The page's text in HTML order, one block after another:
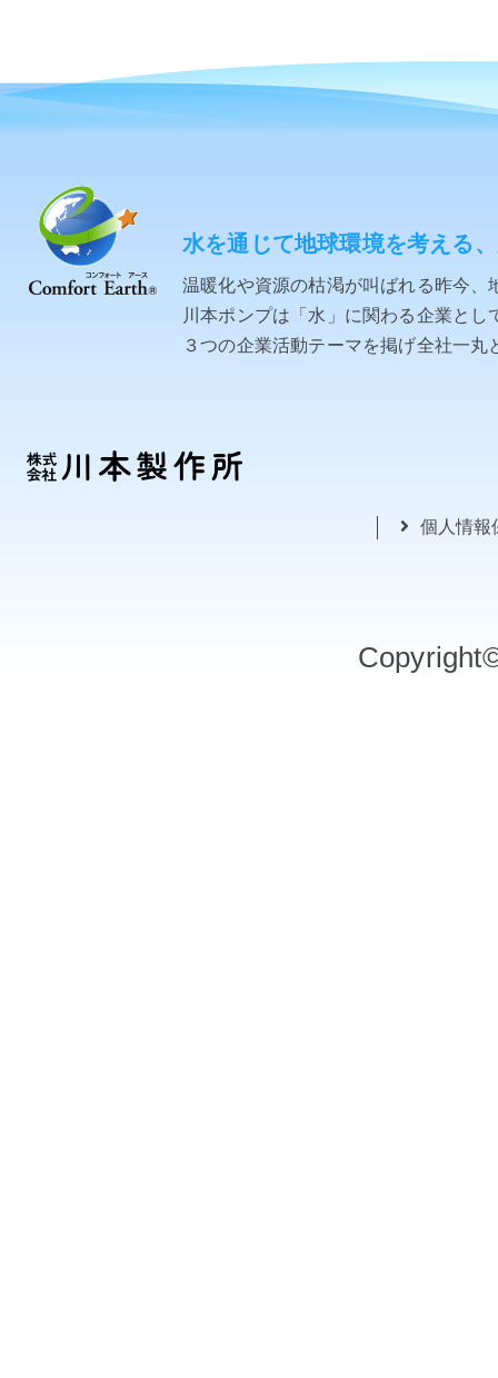
水を通じて地球環境を考える
温暖化や資源の枯渇が叫ばれる昨今
川本ポンプは「水」に関わる企業と
３つの企業活動テーマを掲げ全社一
個人情報